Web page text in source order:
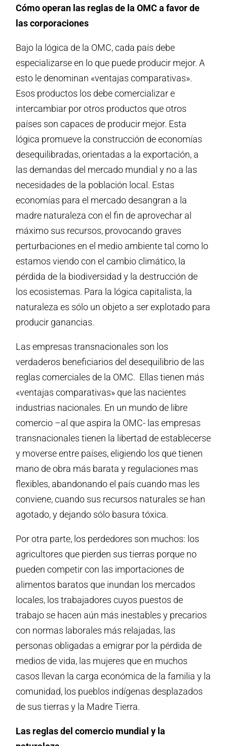
Cómo operan las reglas de la OMC a favor de
las corporaciones
Bajo la lógica de la OMC, cada país debe
especializarse en lo que puede producir mejor. A
esto le denominan «ventajas comparativas».
Esos productos los debe comercializar e
intercambiar por otros productos que otros
países son capaces de producir mejor. Esta
lógica promueve la construcción de economías
desequilibradas, orientadas a la exportación, a
las demandas del mercado mundial y no a las
necesidades de la población local. Estas
economías para el mercado desangran a la
madre naturaleza con el fin de aprovechar al
máximo sus recursos, provocando graves
perturbaciones en el medio ambiente tal como lo
estamos viendo con el cambio climático, la
pérdida de la biodiversidad y la destrucción de
los ecosistemas. Para la lógica capitalista, la
naturaleza es sólo un objeto a ser explotado para
producir ganancias.
Las empresas transnacionales son los
verdaderos beneficiarios del desequilibrio de las
reglas comerciales de la OMC. Ellas tienen más
«ventajas comparativas» que las nacientes
industrias nacionales. En un mundo de libre
comercio –al que aspira la OMC- las empresas
transnacionales tienen la libertad de establecerse
y moverse entre países, eligiendo los que tienen
mano de obra más barata y regulaciones mas
flexibles, abandonando el país cuando mas les
conviene, cuando sus recursos naturales se han
agotado, y dejando sólo basura tóxica.
Por otra parte, los perdedores son muchos: los
agricultores que pierden sus tierras porque no
pueden competir con las importaciones de
alimentos baratos que inundan los mercados
locales, los trabajadores cuyos puestos de
trabajo se hacen aún más inestables y precarios
con normas laborales más relajadas, las
personas obligadas a emigrar por la pérdida de
medios de vida, las mujeres que en muchos
casos llevan la carga económica de la familia y la
comunidad, los pueblos indígenas desplazados
de sus tierras y la Madre Tierra.
Las reglas del comercio mundial y la